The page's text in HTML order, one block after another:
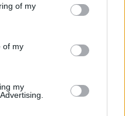
You may click to
its third-party tags to
purposes in below Google
of my
of my
my
amely egy
vagy
a könyvvizsgáló
hatással vannak a